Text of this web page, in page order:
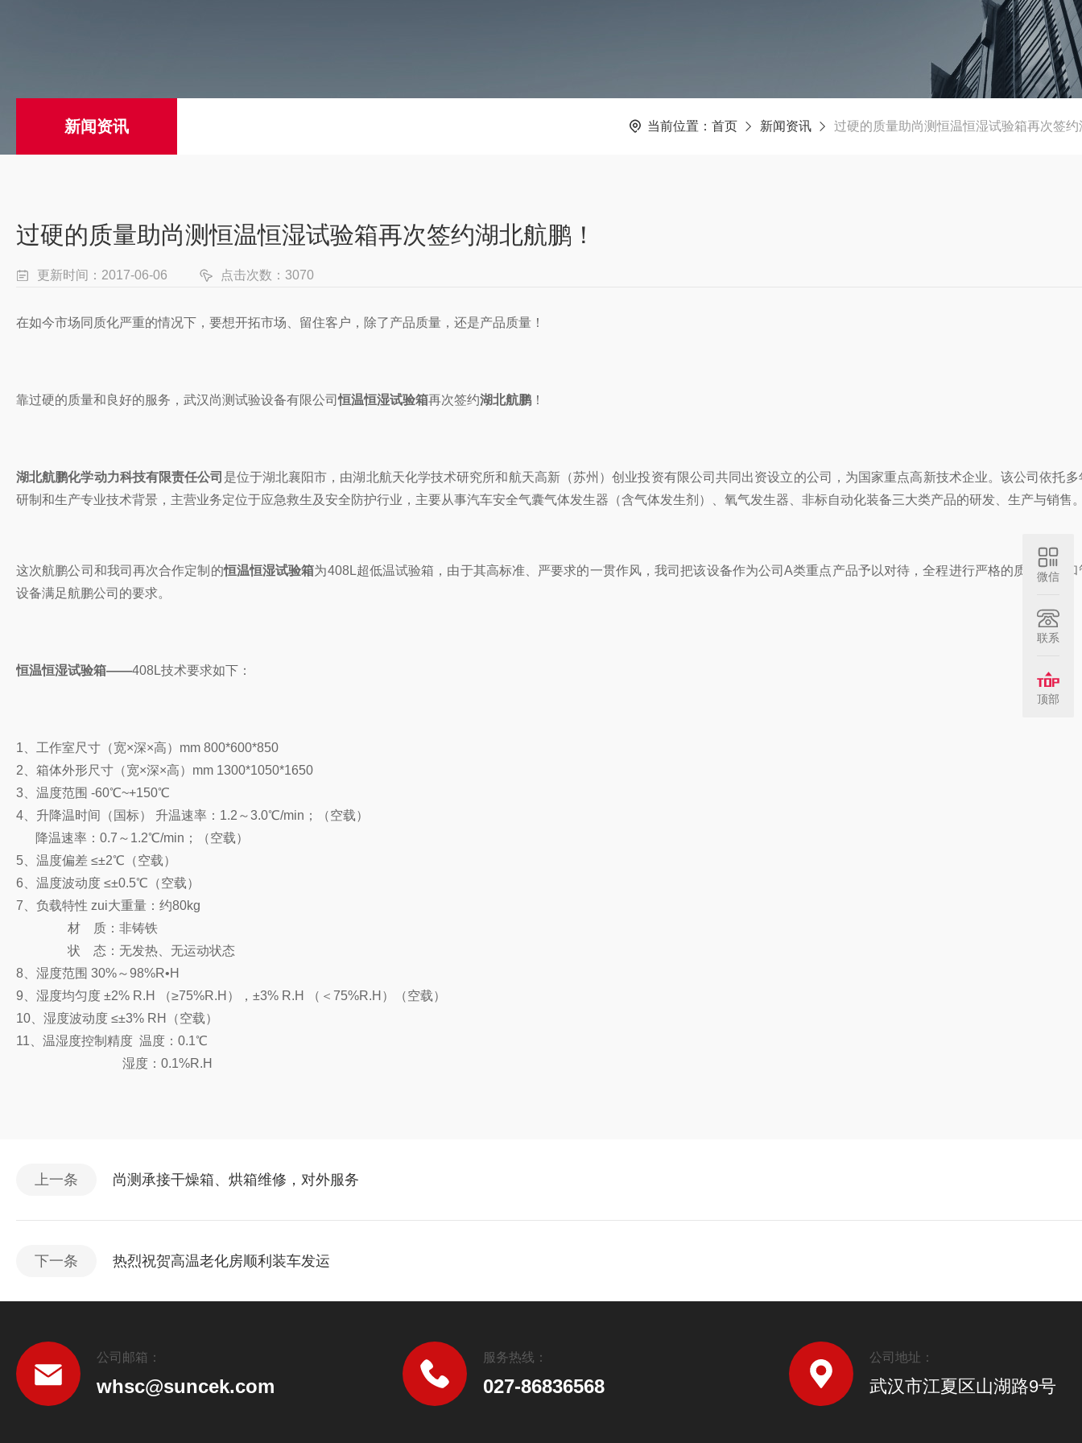
新闻资讯 当前位置： 首页 新闻资讯 过硬的质量助尚测恒温恒湿试验箱再次签
过硬的质量助尚测恒温恒湿试验箱再次签约湖北航鹏！
更新时间：2017-06-06 点击次数：3070
在如今市场同质化严重的情况下，要想开拓市场、留住客户，除了产品质量，还是产品质量！
靠过硬的质量和良好的服务，武汉尚测试验设备有限公司恒温恒湿试验箱再次签约湖北航鹏 ！
湖北航鹏化学动力科技有限责任公司 是位于湖北襄阳市，由湖北航天化学技术研究所和航天高新（苏州）创业投资有限公司共同出资设立的公司，为国家重点高新技术企业。该公司依托
研制和生产专业技术背景，主营业务定位于应急救生及安全防护行业，主要从事汽车安全气囊气体发生器（含气体发生剂）、氧气发生器、非标自动化装备三大类产品的研发、生产与销售
这次航鹏公司和我司再次合作定制的恒温恒湿试验箱为408L超低温试验箱，由于其高标准、严要求的一贯作风，我司把该设备作为公司A类重点产品予以对待，全程进行严格的质量监督和
设备满足航鹏公司的要求。
恒温恒湿试验箱——408L技术要求如下：
1、工作室尺寸（宽×深×高）mm 800*600*850
2、箱体外形尺寸（宽×深×高）mm 1300*1050*1650
3、温度范围 -60℃~+150℃
4、升降温时间（国标） 升温速率：1.2～3.0℃/min；（空载）
降温速率：0.7～1.2℃/min；（空载）
5、温度偏差 ≤±2℃（空载）
6、温度波动度 ≤±0.5℃（空载）
7、负载特性 zui大重量：约80kg
材 质：非铸铁
状 态：无发热、无运动状态
8、湿度范围 30%～98%R•H
9、湿度均匀度 ±2% R.H （≥75%R.H），±3% R.H （＜75%R.H）（空载）
10、湿度波动度 ≤±3% RH（空载）
11、温湿度控制精度 温度：0.1℃
湿度：0.1%R.H
上一条 尚测承接干燥箱、烘箱维修，对外服务
下一条 热烈祝贺高温老化房顺利装车发运
公司邮箱：
whsc@suncek.com
服务热线：
027-86836568
公司地址：
武汉市江夏区山湖路9号
微信
联系
顶部